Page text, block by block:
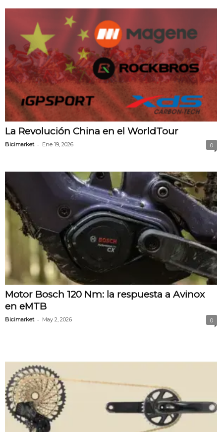
La Revolución China en el WorldTour
Bicimarket - Ene 19, 2026 0
Motor Bosch 120 Nm: la respuesta a Avinox
en eMTB
Bicimarket - May 2, 2026 0